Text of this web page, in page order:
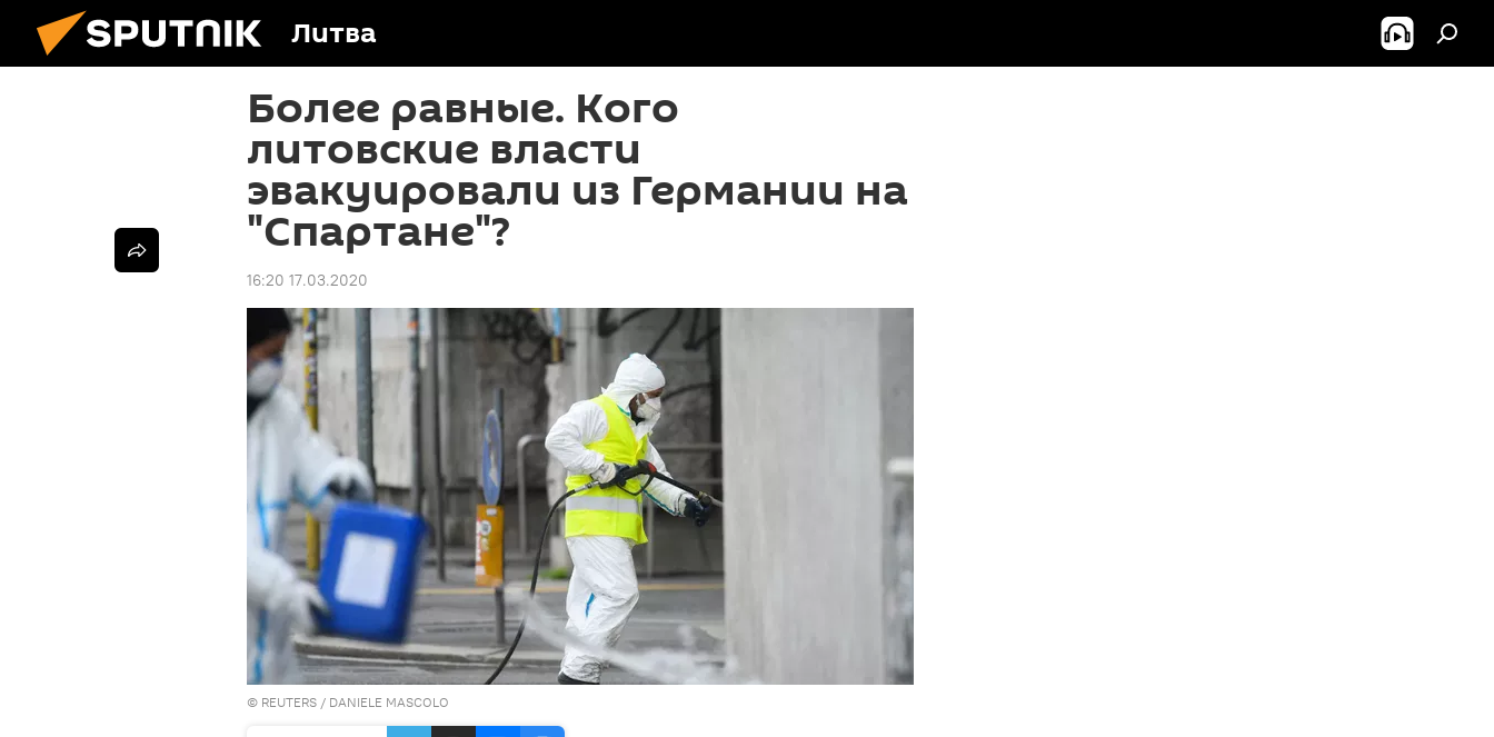
Литва
Более равные. Кого
литовские власти
эвакуировали из Германии на
"Спартане"?
16:20 17.03.2020
© REUTERS / DANIELE MASCOLO